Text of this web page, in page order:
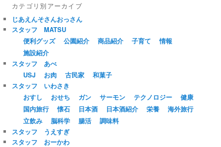
カテゴリ別アーカイブ
じあえんそさんおっさん
スタッフ MATSU
便利グッズ
公園紹介 商品紹介 子育て
情報
施設紹介
スタッフ あべ
USJ
お肉 古民家
和菓子
スタッフ いわさき
おすし
おせち ガン サーモン テクノロジー
健康
国内旅行
懐石 日本酒 日本酒紹介 栄養
海外旅行
立飲み
脳科学 腸活
調味料
スタッフ うえすぎ
スタッフ おーかわ